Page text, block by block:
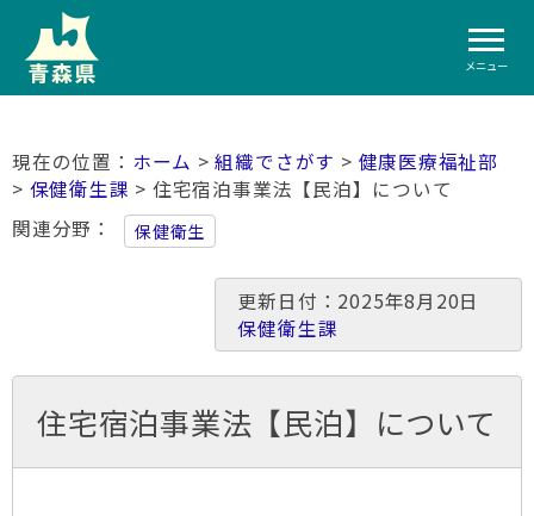
メニュー
ホーム >組織でさがす > 健康医療福祉部
> 保健衛生課 > 住宅宿泊事業法【民泊】について
関連分野
保健衛生
更新日付：2025年8月20日
保健衛生課
住宅宿泊事業法【民泊】について